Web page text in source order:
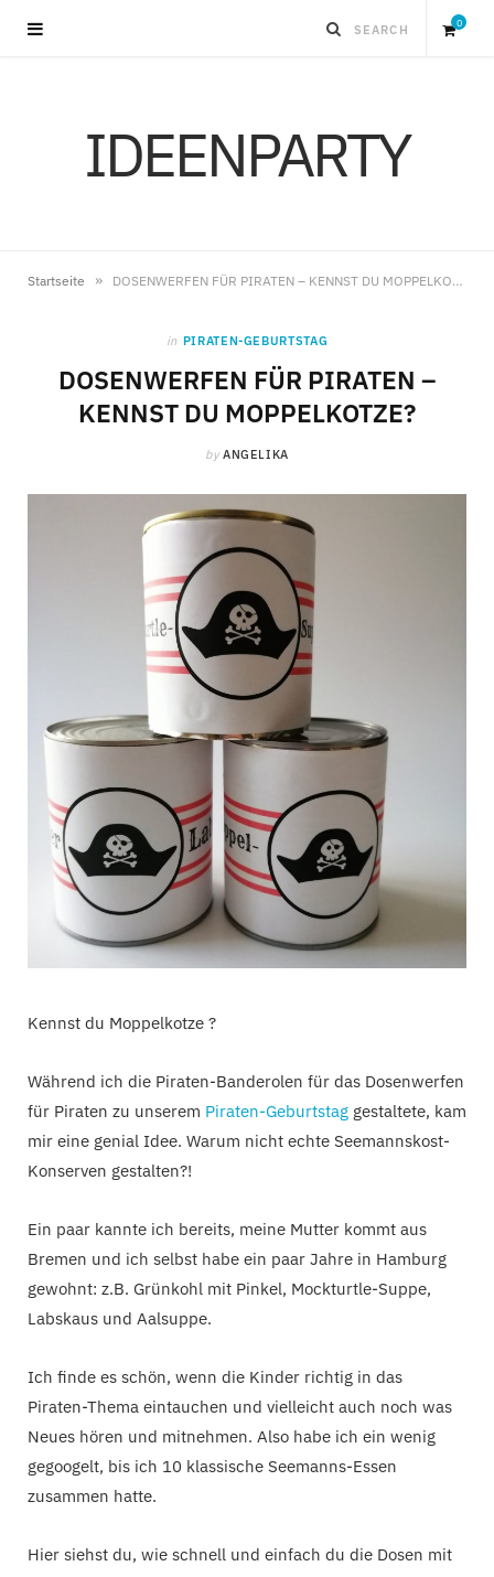
0
IDEENPARTY
Startseite » DOSENWERFEN FÜR PIRATEN – KENNST DU MOPPELKOTZE?
in PIRATEN-GEBURTSTAG
DOSENWERFEN FÜR PIRATEN –
KENNST DU MOPPELKOTZE?
by ANGELIKA
Kennst du Moppelkotze ?
Während ich die Piraten-Banderolen für das Dosenwerfen
für Piraten zu unserem Piraten-Geburtstag gestaltete, kam
mir eine genial Idee. Warum nicht echte Seemannskost-
Konserven gestalten?!
Ein paar kannte ich bereits, meine Mutter kommt aus
Bremen und ich selbst habe ein paar Jahre in Hamburg
gewohnt: z.B. Grünkohl mit Pinkel, Mockturtle-Suppe,
Labskaus und Aalsuppe.
Ich finde es schön, wenn die Kinder richtig in das
Piraten-Thema eintauchen und vielleicht auch noch was
Neues hören und mitnehmen. Also habe ich ein wenig
gegoogelt, bis ich 10 klassische Seemanns-Essen
zusammen hatte.
Hier siehst du, wie schnell und einfach du die Dosen mit